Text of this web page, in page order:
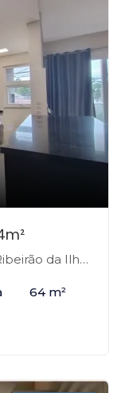
Florianópolis-SC
64 m²